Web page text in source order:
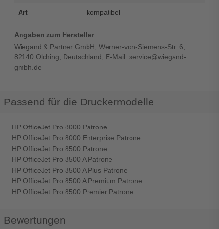
Art kompatibel
Angaben zum Hersteller
Wiegand & Partner GmbH, Werner-von-Siemens-Str. 6,
82140 Olching, Deutschland, E-Mail: service@wiegand-
gmbh.de
Passend für die Druckermodelle
HP OfficeJet Pro 8000 Patrone
HP OfficeJet Pro 8000 Enterprise Patrone
HP OfficeJet Pro 8500 Patrone
HP OfficeJet Pro 8500 A Patrone
HP OfficeJet Pro 8500 A Plus Patrone
HP OfficeJet Pro 8500 A Premium Patrone
HP OfficeJet Pro 8500 Premier Patrone
Bewertungen